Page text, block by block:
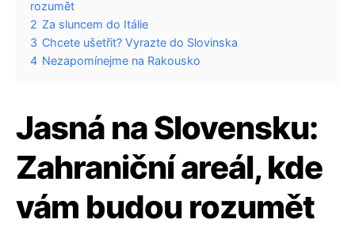
rozumět
2 Za sluncem do Itálie
3 Chcete ušetřit? Vyrazte do Slovinska
4 Nezapomínejme na Rakousko
Jasná na Slovensku:
Zahraniční areál, kde
vám budou rozumět